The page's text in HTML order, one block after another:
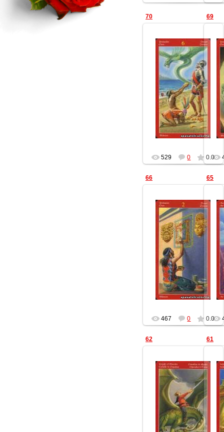
70
16.12.2012
Геката
529 0 0.0
69
66
16.12.2012
Геката
467 0 0.0
65
62
16.12.2012
Геката
61